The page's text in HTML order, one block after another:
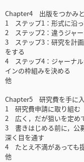
Chapter4 出版をつかみ
1 ステップ1：形式に沿っ
2 ステップ2：違うジャ
3 ステップ3：研究を計
をする
4 ステップ4：ジャーナ
インの枠組みを決める
他
Chapter5 研究費を手に
1 研究費申請に取り組む
2 広く，だが狙いを定め
3 書きはじめる前に，公
深く目を通す
4 たとえ不満があっても
他